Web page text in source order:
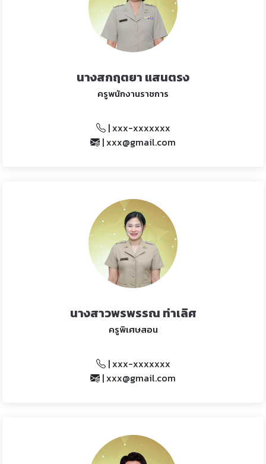
นางสกฤตยา แสนตรง
ครูพนักงานราชการ
| xxx-xxxxxxx
| xxx@gmail.com
นางสาวพรพรรณ ท่าเลิศ
ครูพิเศษสอน
| xxx-xxxxxxx
| xxx@gmail.com